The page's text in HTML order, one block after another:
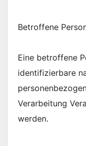
Betroffene
Eine betroffene
identifizierbare
Verarbeitung
werden.